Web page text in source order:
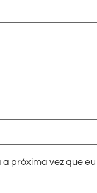
próxima vez que eu